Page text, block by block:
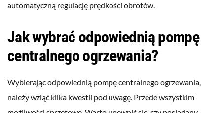
automatyczną regulację prędkości obrotów.
Jak wybrać odpowiednią pompę
centralnego ogrzewania?
Wybierając odpowiednią pompę centralnego ogrzewania,
należy wziąć kilka kwestii pod uwagę. Przede wszystkim